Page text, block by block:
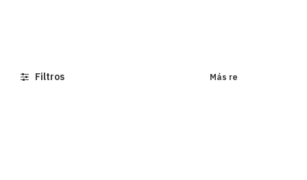
Filtros Más relevantes